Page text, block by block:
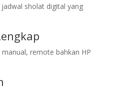
sholat digital yang
remote bahkan HP